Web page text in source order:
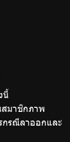
นี้
สมาชิกภาพ
กรณีลาออกและ